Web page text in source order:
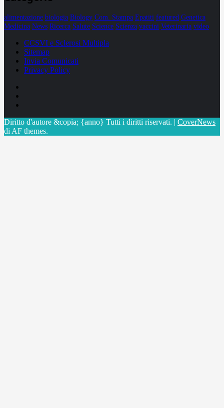
alimentazione biologia Biology Com. Stampa Epatiti featured Genetica
Medicina News Ricerca Salute Science Scienza vaccini Veterinaria video
CCSVI e Sclerosi Multipla
Sitemap
Invia Comunicati
Privacy Policy
Diritto d'autore &copia; {anno} Tutti i diritti riservati. | CoverNews
di AF themes.